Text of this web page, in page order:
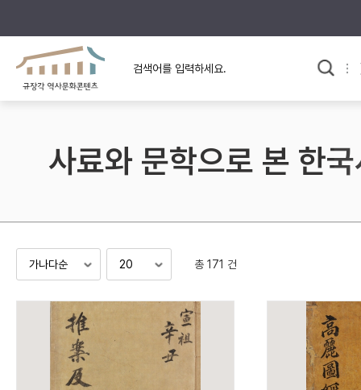
규장각의 어제와 오늘
규장각 소개영상
사료와 문학으로 본
고대
고려
조선 후기
검색 연산자 사용안내
사료와 문학으로 본 한
총 171 건